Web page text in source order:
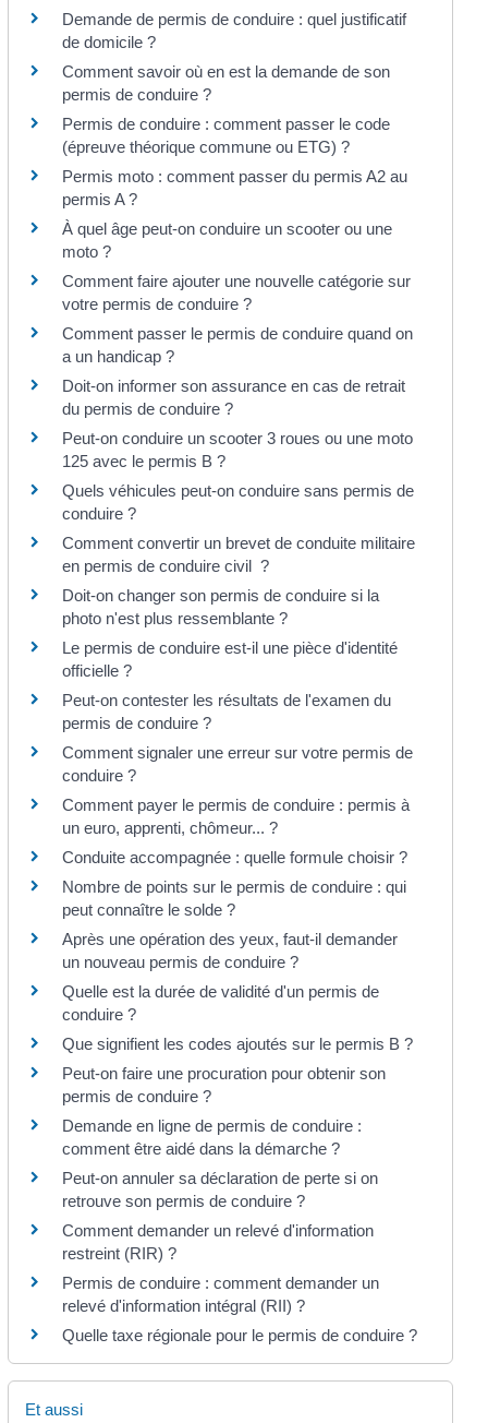
Demande de permis de conduire : quel justificatif
de domicile ?
Comment savoir où en est la demande de son
permis de conduire ?
Permis de conduire : comment passer le code
(épreuve théorique commune ou ETG) ?
Permis moto : comment passer du permis A2 au
permis A ?
À quel âge peut-on conduire un scooter ou une
moto ?
Comment faire ajouter une nouvelle catégorie sur
votre permis de conduire ?
Comment passer le permis de conduire quand on
a un handicap ?
Doit-on informer son assurance en cas de retrait
du permis de conduire ?
Peut-on conduire un scooter 3 roues ou une moto
125 avec le permis B ?
Quels véhicules peut-on conduire sans permis de
conduire ?
Comment convertir un brevet de conduite militaire
en permis de conduire civil ?
Doit-on changer son permis de conduire si la
photo n'est plus ressemblante ?
Le permis de conduire est-il une pièce d'identité
officielle ?
Peut-on contester les résultats de l'examen du
permis de conduire ?
Comment signaler une erreur sur votre permis de
conduire ?
Comment payer le permis de conduire : permis à
un euro, apprenti, chômeur... ?
Conduite accompagnée : quelle formule choisir ?
Nombre de points sur le permis de conduire : qui
peut connaître le solde ?
Après une opération des yeux, faut-il demander
un nouveau permis de conduire ?
Quelle est la durée de validité d'un permis de
conduire ?
Que signifient les codes ajoutés sur le permis B ?
Peut-on faire une procuration pour obtenir son
permis de conduire ?
Demande en ligne de permis de conduire :
comment être aidé dans la démarche ?
Peut-on annuler sa déclaration de perte si on
retrouve son permis de conduire ?
Comment demander un relevé d'information
restreint (RIR) ?
Permis de conduire : comment demander un
relevé d'information intégral (RII) ?
Quelle taxe régionale pour le permis de conduire ?
Et aussi